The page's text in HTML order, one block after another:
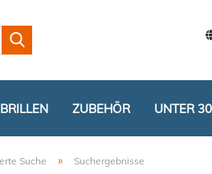
Lieferland
ZUBEHÖR UNTER
Suche » Suchergebnisse